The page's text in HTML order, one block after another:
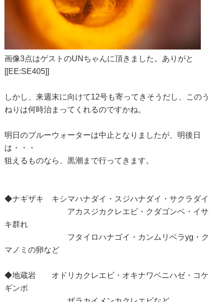
画像3点はゲストのUNちゃんに頂きました。ありがと
[[EE:SE405]]
しかし、来週末に向けて12号も寄ってきそうだし、このう
ねりは何時治まってくれるのですかね。
明日のブルーウォーターは中止となりましたが、明後日
は・・・
狙えるものなら、黒潮まで行ってきます。
◆ナギザキ キシマハナダイ・スジハナダイ・サクラダイ
アカスジカクレエビ・クダゴンベ・イサ
キ群れ
フタイロハナゴイ・カンムリベラyg・ク
マノミの卵など
◆地蔵岩 オドリカクレエビ・オキナワベニハゼ・コケ
ギンポ